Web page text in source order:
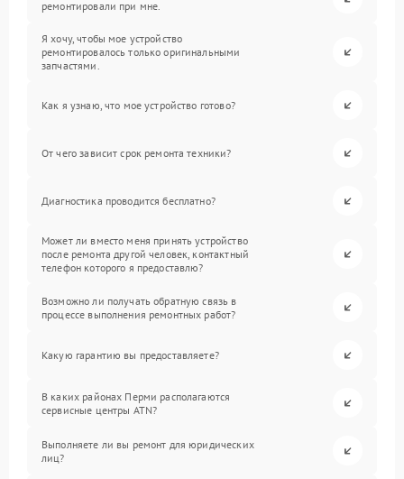
ремонтировали при мне.
Я хочу, чтобы мое устройство
ремонтировалось только оригинальными
запчастями.
Как я узнаю, что мое устройство готово?
От чего зависит срок ремонта техники?
Диагностика проводится бесплатно?
Может ли вместо меня принять устройство
после ремонта другой человек, контактный
телефон которого я предоставлю?
Возможно ли получать обратную связь в
процессе выполнения ремонтных работ?
Какую гарантию вы предоставляете?
В каких районах Перми располагаются
сервисные центры ATN?
Выполняете ли вы ремонт для юридических
лиц?